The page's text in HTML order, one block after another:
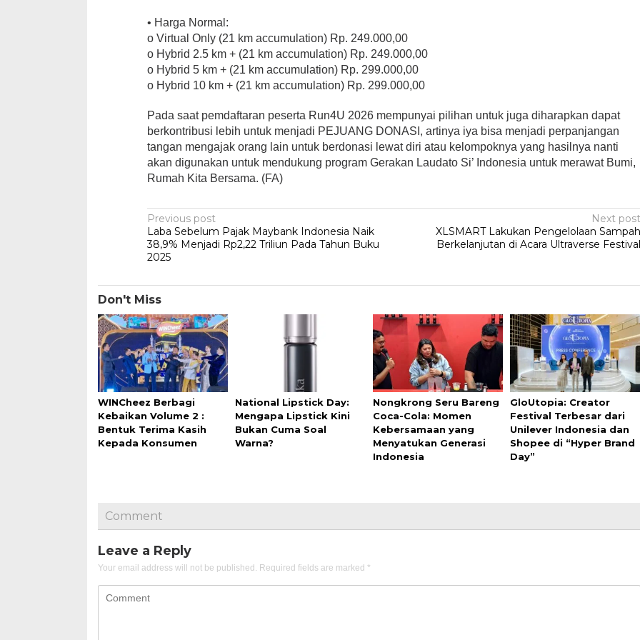
• Harga Normal:
o Virtual Only (21 km accumulation) Rp. 249.000,00
o Hybrid 2.5 km + (21 km accumulation) Rp. 249.000,00
o Hybrid 5 km + (21 km accumulation) Rp. 299.000,00
o Hybrid 10 km + (21 km accumulation) Rp. 299.000,00
Pada saat pemdaftaran peserta Run4U 2026 mempunyai pilihan untuk juga diharapkan dapat
berkontribusi lebih untuk menjadi PEJUANG DONASI, artinya iya bisa menjadi perpanjangan
tangan mengajak orang lain untuk berdonasi lewat diri atau kelompoknya yang hasilnya nanti
akan digunakan untuk mendukung program Gerakan Laudato Si’ Indonesia untuk merawat Bumi,
Rumah Kita Bersama. (FA)
Post
navigation
Previous post
Laba Sebelum Pajak Maybank Indonesia Naik
38,9% Menjadi Rp2,22 Triliun Pada Tahun Buku
2025
Next post
XLSMART Lakukan Pengelolaan Sampah
Berkelanjutan di Acara Ultraverse Festival
Don't Miss
WINCheez Berbagi
Kebaikan Volume 2 :
Bentuk Terima Kasih
Kepada Konsumen
National Lipstick Day:
Mengapa Lipstick Kini
Bukan Cuma Soal
Warna?
Nongkrong Seru Bareng
Coca-Cola: Momen
Kebersamaan yang
Menyatukan Generasi
Indonesia
GloUtopia: Creator
Festival Terbesar dari
Unilever Indonesia dan
Shopee di “Hyper Brand
Day”
Comment
Leave a Reply
Your email address will not be published. Required fields are marked *